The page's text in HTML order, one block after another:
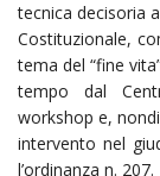
tecnica decisoria
Costituzionale,
tema del “fine
tempo dal
workshop e,
intervento nel
l’ordinanza n. 207.